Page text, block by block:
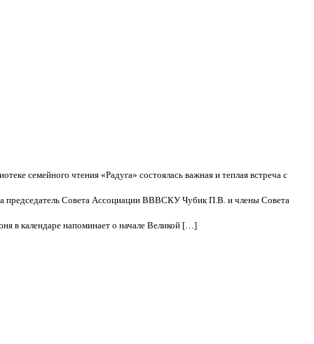
семейного чтения «Радуга» состоялась важная и теплая встреча с
Совета Ассоциации ВВВСКУ Чубик П.В. и члены Совета
в календаре напоминает о начале Великой […]